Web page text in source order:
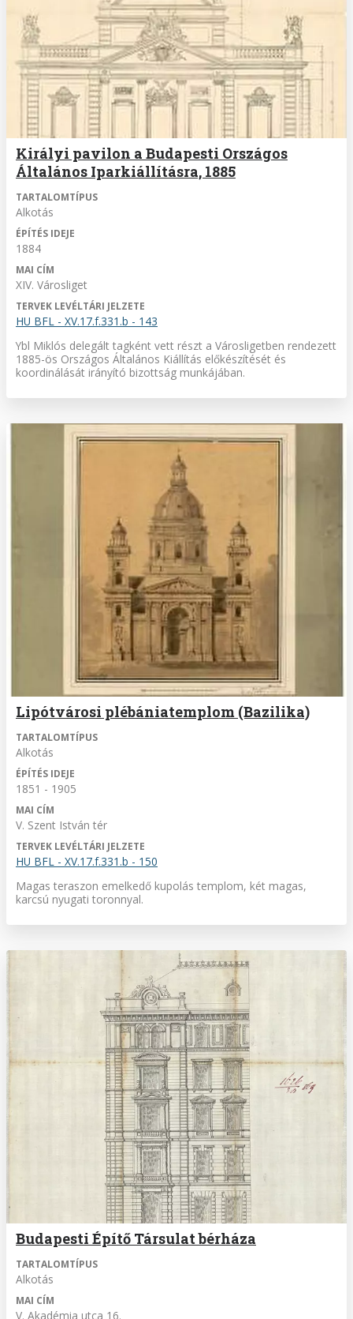
Királyi pavilon a Budapesti Országos
Általános Iparkiállításra, 1885
TARTALOMTÍPUS
Alkotás
ÉPÍTÉS IDEJE
1884
MAI CÍM
XIV. Városliget
TERVEK LEVÉLTÁRI JELZETE
HU BFL - XV.17.f.331.b - 143
Ybl Miklós delegált tagként vett részt a Városligetben rendezett
1885-ös Országos Általános Kiállítás előkészítését és
koordinálását irányító bizottság munkájában.
Lipótvárosi plébániatemplom (Bazilika)
TARTALOMTÍPUS
Alkotás
ÉPÍTÉS IDEJE
1851 - 1905
MAI CÍM
V. Szent István tér
TERVEK LEVÉLTÁRI JELZETE
HU BFL - XV.17.f.331.b - 150
Magas teraszon emelkedő kupolás templom, két magas,
karcsú nyugati toronnyal.
Budapesti Építő Társulat bérháza
TARTALOMTÍPUS
Alkotás
MAI CÍM
V. Akadémia utca 16.